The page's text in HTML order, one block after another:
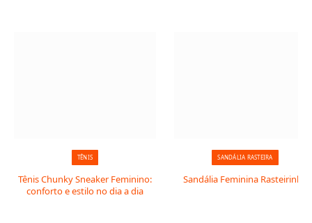
TÊNIS
Tênis Chunky Sneaker Feminino:
conforto e estilo no dia a dia
SANDÁLIA RASTEIRA
Sandália Feminina Rasteirinha